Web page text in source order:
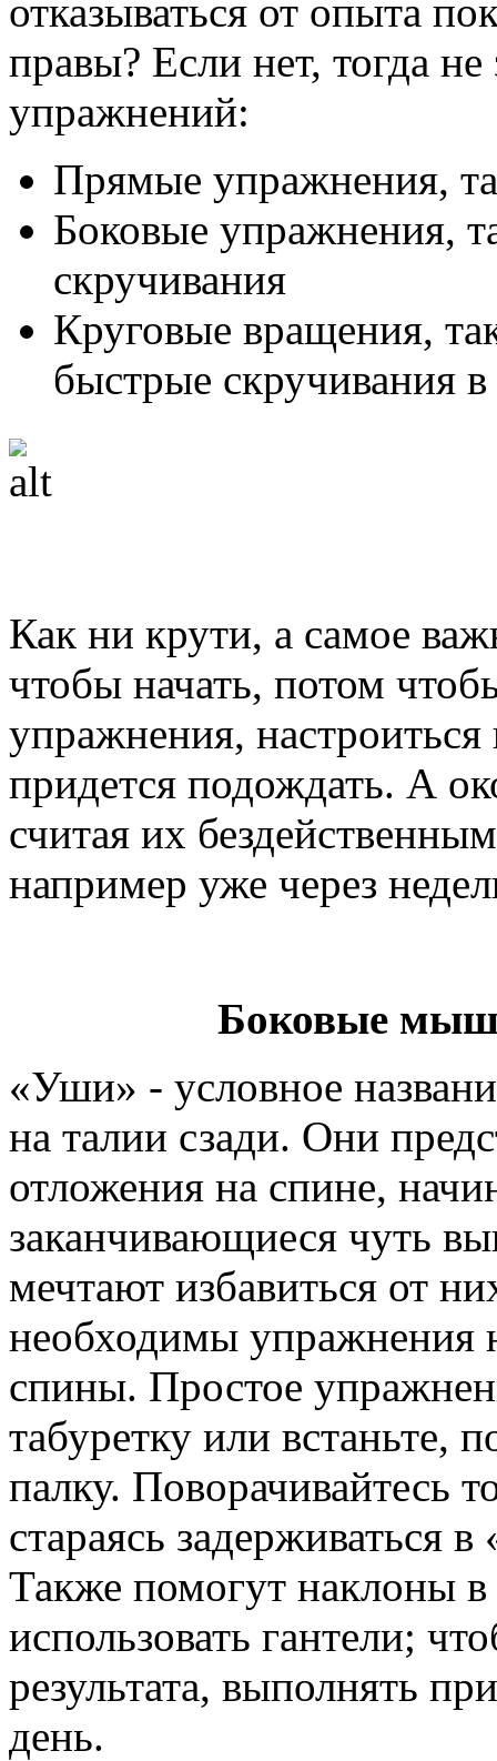
отказываться от опыта
правы? Если нет, тогда
упражнений:
Прямые упражнения,
Боковые упражнения,
скручивания
Круговые вращения,
быстрые скручивания
Как ни крути, а самое
чтобы начать, потом
упражнения, настроиться
придется подождать. А
считая их
например уже через
Боковые
«Уши» - условное
на талии сзади. Они
отложения на спине,
заканчивающиеся чуть
мечтают избавиться от
необходимы упражнения
спины. Простое
табуретку или встаньте,
палку. Поворачивайтесь
стараясь задерживаться
Также помогут наклоны
использовать гантели;
результата, выполнять
день.